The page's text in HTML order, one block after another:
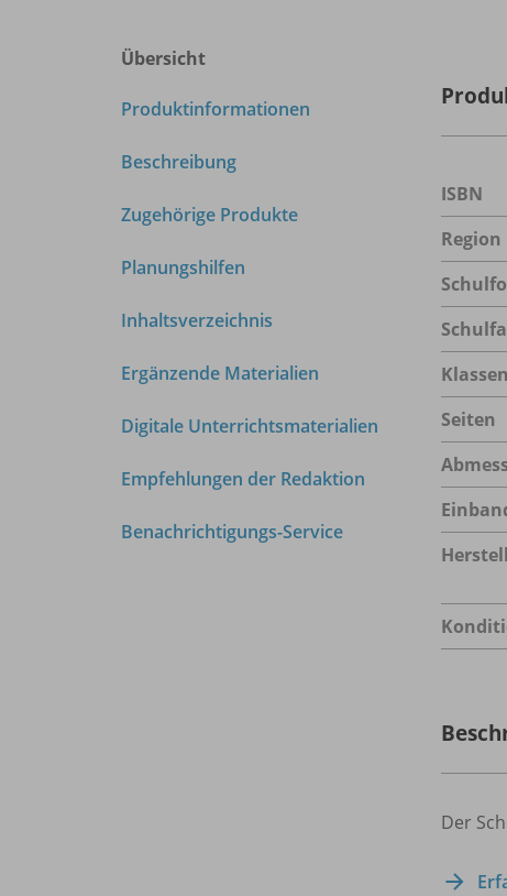
Übersicht
Produktinformationen
Beschreibung
Zugehörige Produkte
Planungshilfen
Inhaltsverzeichnis
Ergänzende Materialien
Digitale Unterrichtsmaterialien
Empfehlungen der Redaktion
Benachrichtigungs-Service
ISBN
Region
Seiten
Der